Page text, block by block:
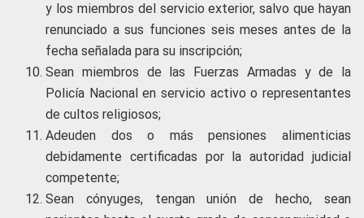
y los miembros del servicio exterior, salvo que hayan
renunciado a sus funciones seis meses antes de la
fecha señalada para su inscripción;
Sean miembros de las Fuerzas Armadas y de la
Policía Nacional en servicio activo o representantes
de cultos religiosos;
Adeuden dos o más pensiones alimenticias
debidamente certificadas por la autoridad judicial
competente;
Sean cónyuges, tengan unión de hecho, sean